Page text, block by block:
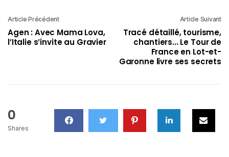
Article Précédent
Agen : Avec Mama Lova,
l’Italie s’invite au Gravier
Article Suivant
Tracé détaillé, tourisme,
chantiers... Le Tour de
France en Lot-et-
Garonne livre ses secrets
0
Shares